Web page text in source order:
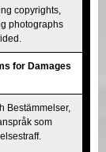
copyrights,
photographs
for Damages
Bestämmelser,
som